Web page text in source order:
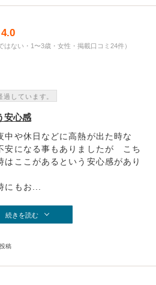
4.0
はない・1〜3歳・女性・掲載口コミ24件）
しています。
安心感
や休日などに高熱が出た時な
安になる事もありましたが こち
はここがあるという安心感があり
にもお...
続きを読む
稿